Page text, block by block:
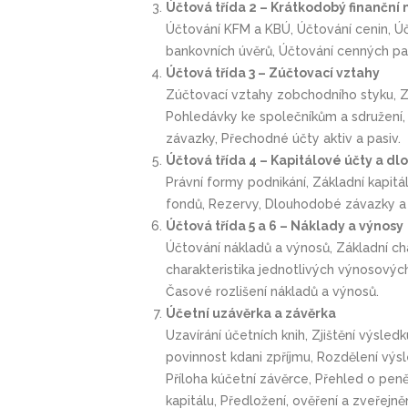
Účtová třída 2 – Krátkodobý
Účtování KFM a KBÚ, Účtování cenin,
bankovních úvěrů, Účtování cenných
Účtová třída 3 – Zúčtovací vztahy
Zúčtovací vztahy zobchodního styku,
Pohledávky ke společníkům a
závazky, Přechodné účty aktiv a pasiv.
Účtová třída 4 – Kapitálové účty a
Právní formy podnikání, Základní
fondů, Rezervy, Dlouhodobé závazky
Účtová třída 5 a 6 – Náklady a výnosy
Účtování nákladů a výnosů, Základní
charakteristika jednotlivých
Časové rozlišení nákladů a výnosů.
Účetní uzávěrka a závěrka
Uzavírání účetních knih, Zjištění
povinnost kdani zpříjmu, Rozdělení
Příloha kúčetní závěrce, Přehled o
kapitálu, Předložení, ověření a